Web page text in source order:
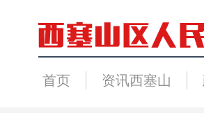
首页 资讯西塞山